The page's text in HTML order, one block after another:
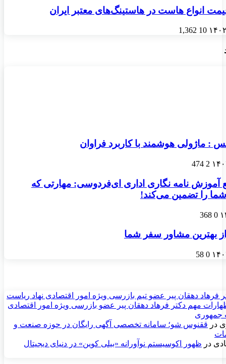
انواع هاست در هاستینگ‌های معتبر ایران
10
1,362
: ماژولی هوشمند با کاربرد فراوان
2
474
آموزش نامه نگاری اداری ای‌فردوسی: مهارتی که
را تضمین می‌کند!
0
368
بهترین مشاور سفر شما
0
58
فرهاد دهقان پیر عضو تيم بازرسی ويژه امور اقتصادی نهاد رياست
مهم دکتر فرهاد دهقان پیر عضو بازرسی ویژه امور اقتصادی
جمهوری
در ققنوس شو؛ سامانه تخصصی آگهی رایگان در حوزه صنعت و
در ظهور اکوسیستم نوآورانه «بیلی کوین» در دنیای دیجیتال